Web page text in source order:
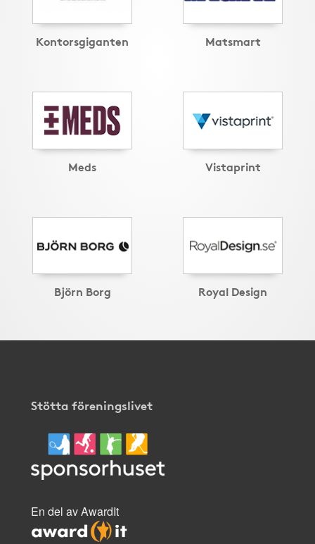
Kontorsgiganten Matsmart
Meds Vistaprint
Björn Borg Royal Design
Stötta föreningslivet
En del av AwardIt